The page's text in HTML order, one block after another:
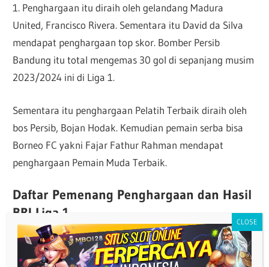
1. Penghargaan itu diraih oleh gelandang Madura
United, Francisco Rivera. Sementara itu David da Silva
mendapat penghargaan top skor. Bomber Persib
Bandung itu total mengemas 30 gol di sepanjang musim
2023/2024 ini di Liga 1.
Sementara itu penghargaan Pelatih Terbaik diraih oleh
bos Persib, Bojan Hodak. Kemudian pemain serba bisa
Borneo FC yakni Fajar Fathur Rahman mendapat
penghargaan Pemain Muda Terbaik.
Daftar Pemenang Penghargaan dan Hasil
BRI Liga 1
Pencetak Gol Terbanyak: David da Silva – Persib
Bandung – 30 Gol